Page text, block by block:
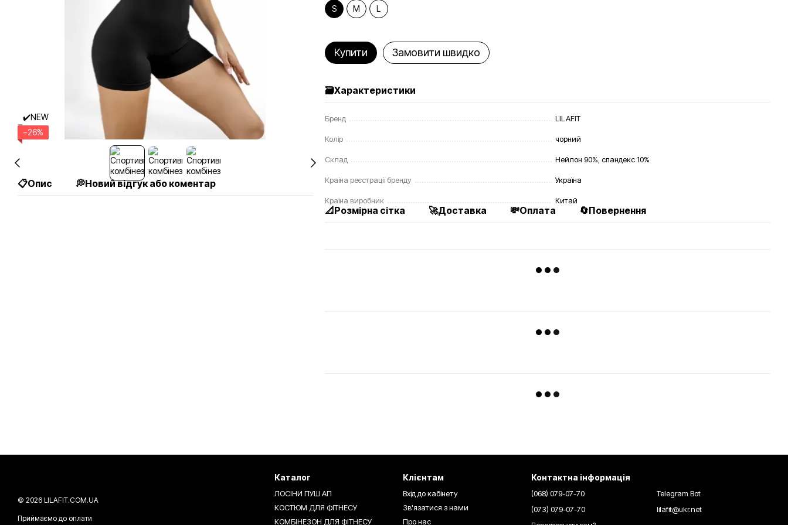
✔️NEW
−26%
📋Опис 💭Новий відгук або коментар
S M L
Купити Замовити швидко
🗃️Характеристики
Бренд LILAFIT
Колір чорний
Склад Нейлон 90%, спандекс 10%
Країна реєстрації бренду Україна
Країна виробник Китай
📐Розмірна сітка 🚀Доставка 💸Оплата 🔄Повернення
© 2026 LILAFIT.COM.UA
Приймаємо до оплати
Каталог
ЛОСІНИ ПУШ АП
КОСТЮМ ДЛЯ ФІТНЕСУ
КОМБІНЕЗОН ДЛЯ ФІТНЕСУ
Клієнтам
Вхід до кабінету
Зв'язатися з нами
Про нас
Контактна інформація
(068) 079-07-70
(073) 079-07-70
Telegram Bot
lilafit@ukr.net